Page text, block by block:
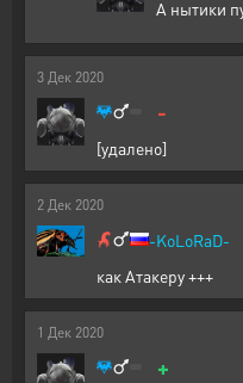
А нытики
3 Дек 2020
-
[удалено]
2 Дек 2020
-KoLoRaD-
как Атакеру +++
1 Дек 2020
+